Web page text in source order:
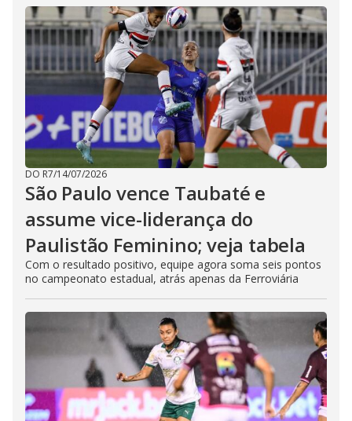
DO R7/14/07/2026
São Paulo vence Taubaté e
assume vice-liderança do
Paulistão Feminino; veja tabela
Com o resultado positivo, equipe agora soma seis pontos
no campeonato estadual, atrás apenas da Ferroviária